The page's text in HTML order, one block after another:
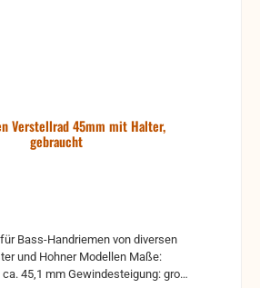
Verstellrad 45mm mit Halter,
gebraucht
und Hohner Modellen Maße: